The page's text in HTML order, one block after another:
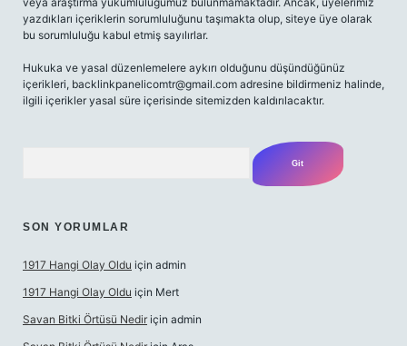
yazdıkları içeriklerin sorumluluğunu taşımakta olup, siteye üye olarak
bu sorumluluğu kabul etmiş sayılırlar.
Hukuka ve yasal düzenlemelere aykırı olduğunu düşündüğünüz
içerikleri, backlinkpanelicomtr@gmail.com adresine bildirmeniz halinde,
ilgili içerikler yasal süre içerisinde sitemizden kaldırılacaktır.
SON YORUMLAR
1917 Hangi Olay Oldu için admin
1917 Hangi Olay Oldu için Mert
Savan Bitki Örtüsü Nedir için admin